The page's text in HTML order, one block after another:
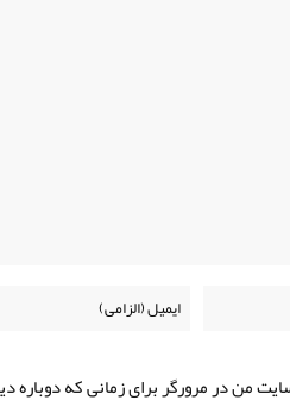
من در مرورگر برای زمانی که